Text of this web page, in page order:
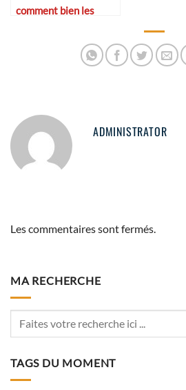
comment bien les
ADMINISTRATOR
Les commentaires sont fermés.
MA RECHERCHE
TAGS DU MOMENT